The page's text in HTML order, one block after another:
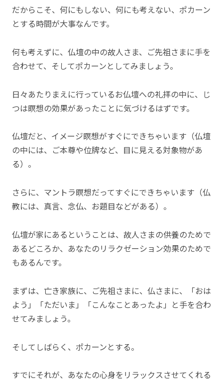
だからこそ、何にもしない、何にも考えない、ポカーン
とする時間が大事なんです。
何も考えずに、仏壇の中の故人さま、ご先祖さまに手を
合わせて、そしてポカーンとしてみましょう。
日々あたりまえに行っているお仏壇への礼拝の中に、じ
つは瞑想の効果があったことに気づけるはずです。
仏壇だと、イメージ瞑想がすぐにできちゃいます（仏壇
の中には、ご本尊や位牌など、目に見える対象物があ
る）。
さらに、マントラ瞑想だってすぐにできちゃいます（仏
教には、真言、念仏、お題目などがある）。
仏壇が家にあるということは、故人さまの供養のためで
あるどころか、あなたのリラクゼーション効果のためで
もあるんです。
まずは、亡き家族に、ご先祖さまに、仏さまに、「おは
よう」「ただいま」「こんなことあったよ」と手を合わ
せてみましょう。
そしてしばらく、ポカーンとする。
すでにそれが、あなたの心身をリラックスさせてくれる